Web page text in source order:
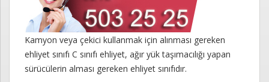
Kamyon veya çekici kullanmak için alınması gereken
ehliyet sınıfı C sınıfı ehliyet, ağır yük taşımacılığı yapan
sürücülerin alması gereken ehliyet sınıfıdır.